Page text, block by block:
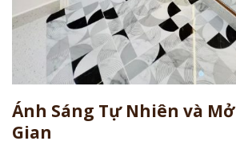
Ánh Sáng Tự Nhiên và
Gian